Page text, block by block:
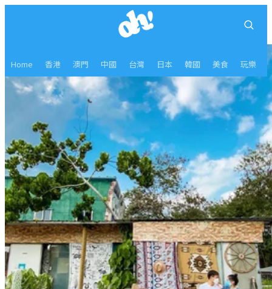
Home 香港 澳門 中國 台灣 日本 韓國 美食 玩樂